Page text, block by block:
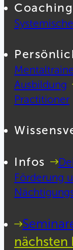
Coaching
Ausbildung
Practitioner
Infos
Förderung
nächsten